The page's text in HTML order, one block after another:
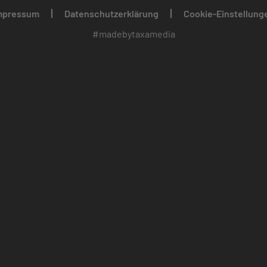
Datenschutzerklärung
Cookie-
#madebytaxamedia